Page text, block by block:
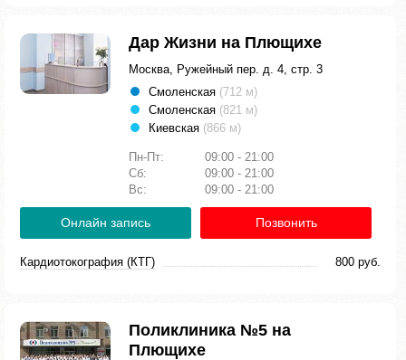
Дар Жизни на Плющихе
Москва, Ружейный пер. д. 4, стр. 3
Смоленская (712 м)
Смоленская (821 м)
Киевская (866 м)
Пн-Пт:
09:00 - 21:00
Сб:
09:00 - 21:00
Вс:
09:00 - 21:00
Онлайн запись Позвонить
Кардиотокография (КТГ) 800 руб.
Поликлиника №5 на
Плющихе